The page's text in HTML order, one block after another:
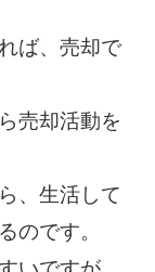
ば、売却で
売却活動を
、生活して
のです。